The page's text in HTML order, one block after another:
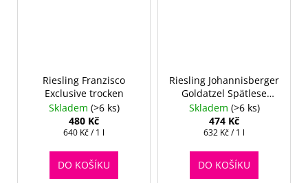
Riesling Franzisco
Exclusive trocken
Skladem (>6 ks)
480 Kč
Měrná
640 Kč / 1 l
DO KOŠÍKU
Riesling Johannisberger
Goldatzel Spätlese
Trocken
Skladem (>6 ks)
474 Kč
Měrná
632 Kč / 1 l
DO KOŠÍKU